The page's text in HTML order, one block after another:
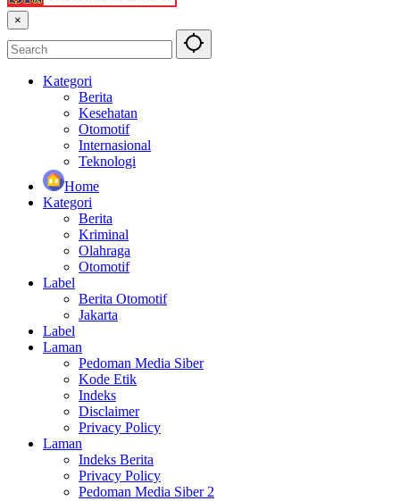
×
Kategori
Berita
Kesehatan
Otomotif
Internasional
Teknologi
Home
Kategori
Berita
Kriminal
Olahraga
Otomotif
Label
Berita Otomotif
Jakarta
Label
Laman
Pedoman Media Siber
Kode Etik
Indeks
Disclaimer
Privacy Policy
Laman
Indeks Berita
Privacy Policy
Pedoman Media Siber 2